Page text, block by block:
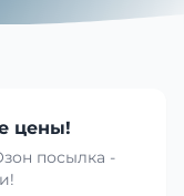
цены!
посылка -